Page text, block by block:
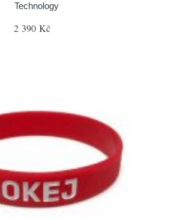
Technology
2 390 Kč